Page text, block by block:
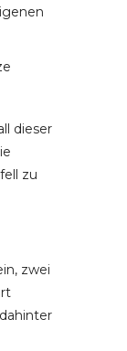
dieser
zu
zwei